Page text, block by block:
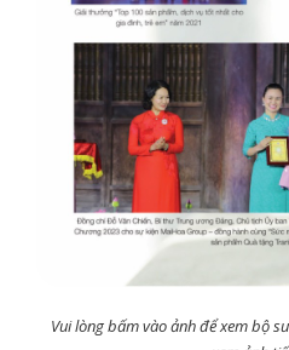
Vui lòng bấm vào ảnh để xem bộ